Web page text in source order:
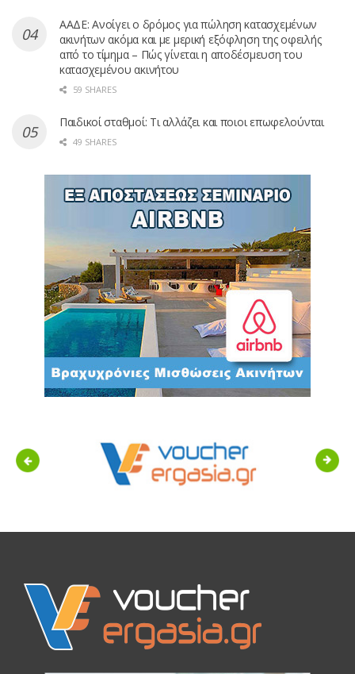
ΑΑΔΕ: Ανοίγει ο δρόμος για πώληση κατασχεμένων
ακινήτων ακόμα και με μερική εξόφληση της οφειλής
από το τίμημα – Πώς γίνεται η αποδέσμευση του
κατασχεμένου ακινήτου
59 SHARES
Παιδικοί σταθμοί: Τι αλλάζει και ποιοι επωφελούνται
49 SHARES
Previous Next